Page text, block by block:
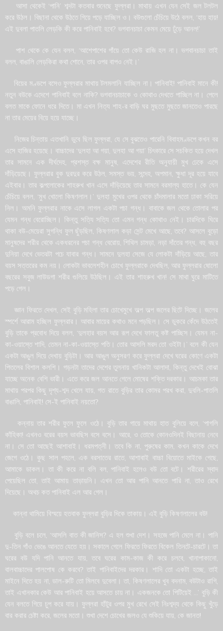
আসা থেকেই ‘পানি’ শব্দটা কতবার শুনেছে ফুল্লরা। মাথায় এখন যেন সেই জল টলটল
করে উঠল। বিছানা থেকে উঠতে গিয়ে পড়ে যাচ্ছিল ও। বউগুলো চেঁচিয়ে উঠে বলল, ‘হায় হায়!
এই দুবলা পাতলি লেড়কি কী করে পানিবাই হবে? ভগবানচাচা কেমন মেয়ে ঢুঁড়ে আনল!’
পাশ থেকে কে যেন বলল, ‘আশেপাশের গাঁয়ে তো কেউ রাজি হল না। ভগবানচাচা তাই
বলল, বাঙালি লেড়কিরা কথা শোনে, তার ওপর বাপও নেই।’
বিয়ের মণ্ডপে বসেও ফুল্লরার মাথায় টলমলানি যাচ্ছিল না। পানিবাই! পানিবাই মানে কী!
নতুন বউকে এদেশে পানিবাই বলে নাকি? ভগবানচাচাকে ও কোথাও দেখতে পাচ্ছিল না। পেলে
বলত মাকে ফোনে ধরে দিতে। মা এখন নিত্য শাহ-র বাড়ি ঘর মুছতে মুছতে জানতেও পারছে
না তার মেয়ের বিয়ে হয়ে যাচ্ছে।
নিজের চিন্তায় এতখানি ডুবে ছিল ফুল্লরা, যে সে বুঝতেও পারেনি বিবাহমণ্ডপে কখন বর
এসে হাজির হয়েছে। বাচ্চাদের ‘দুলহা আ গয়া, দুলহা আ গয়া’ চিৎকারে সে সচকিত হয়ে দেখল
তার সামনে এক দীর্ঘদেহ, প্রশস্ত বক্ষ মানুষ, এদেশের রীতি অনুযায়ী মুখ ঢেকে এসে
দাঁড়িয়েছে। ফুল্লরার বুক দুরদুর করে উঠল, সমস্ত ভয়, সন্দেহ, অপমান, ক্ষুধা দূর হয়ে যাবে
এইবার। তার কল্পলোকের শাহরুখ খান এসে দাঁড়িয়েছে তার সামনে বরমাল্য হাতে। কে যেন
চেঁচিয়ে বলল, ‘মুখ খোলো কিষণলাল।’ দুলহা মুখের ওপর থেকে চাঁদমালার মতো ঢাকা সরিয়ে
নিল। অমনি ফুল্লরার নাকে এসে লাগল একটা পচা গন্ধ। বাবাকে জল থেকে তোলার পর
যেমন গন্ধ বেরোচ্ছিল। কিন্তু সত্যি সত্যি তো এমন গন্ধ কোথাও নেই। চারদিকে ঘিরে
থাকা বউ-মেয়েরা সুগন্ধি ফুল ছুঁড়ছিল, কিষণলাল কড়া সেন্ট মেখে আছে, তবে? আসলে বুড়ো
মানুষদের শরীর থেকে একধরনের পচা গন্ধ বেরোয়, শিথিল চামড়া, নড়া দাঁতের গন্ধ, বহু বছর
দুনিয়া দেখে ভেতরটা পচে যাবার গন্ধ। সামনে দুলহা সেজে যে লোকটা দাঁড়িয়ে আছে, তার
বয়স সত্তরের কম নয়। লোকটা ভাবলেশহীন চোখে ফুল্লরাকে দেখছিল, আর ফুল্লরার ষোলো
বছরের সবুজ লাউডগা শরীর গুলিয়ে উঠছিল। এই তার শাহরুখ খান! সে মাথা ঘুরে মাটিতে
পড়ে গেল।
জ্ঞান ফিরতে দেখল, সেই বুড়ি মহিলা তার চোখেমুখে অল্প অল্প জলের ছিটে দিচ্ছে। জলের
স্পর্শে আরাম হচ্ছিল ফুল্লরার। আবার মায়ের কথাও মনে পড়ছিল। সে ডুকরে কেঁদে উঠতেই
বুড়ি তাকে প্রবোধ দিয়ে বলল, ‘দুলহার বয়স আর রূপ দেখে ফালতু কষ্ট পাচ্ছিস। যেমন না-
কা-ওয়াস্তে শাদি, তেমন না-কা-ওয়াস্তে পতি। তোর আসলি মরদ তো ওইটা।’ বলে কী যেন
একটা আঙুল দিয়ে দেখায় বুড়িটা। আর আঙুল অনুসরণ করে ফুল্লরা দেখে ঘরের কোণে একটা
পিতলের বিশাল কলশি। গড়নটা তাদের দেশের তুলনায় খানিকটা আলাদা, কিন্তু দেখেই বোঝা
যাচ্ছে অনেক বেশি ভারী। এতে করে জল আনতে গেলে মোষের শক্তি দরকার। আচমকা তার
মাথায় পরপর কিছু দৃশ্য-শব্দ খেলে যায়, গত রাতে বুড়ির তার কোমর পরখ করা, দুবলি-পাতলি
বাঙালি, পানিবাই! সে-ই পানিবাই নয়তো?
কন্নায় তার শরীর ফুলে ফুলে ওঠে। বুড়ি তার গায়ে মাথায় হাত বুলিয়ে বলে, ‘পাগলি
কাঁহিকা! এখনও বরের বয়স ভাবছিস বসে বসে। আরে, ও তোকে কোনওদিনই বিছানায় নেবে
না। সে তো আছেই আশাবাই। ধরমপত্নী। তবে কি না, পুরুষের কাম, কখন কাকে দেখে
জেগে ওঠে। কুছ সাল পহলে, এক বরসাতের রাতে, আশাবাই বাচ্চা বিয়োতে মাইকে গেছে,
আমাকে ডাকল। তা কী করে না বলি বল, পানিবাই হলেও বউ তো বটে। শরীরের স্বাদ
পেয়েছিল তো, তাই আমায় তাড়ায়নি। এখন তো আর পানি আনতে পারি না, তাও রেখে
দিয়েছে। অথচ কত পানিবাই এল আর গেল।
কান্না থামিয়ে বিস্ময়ে হতবাক ফুল্লরা বুড়ির দিকে তাকায়। এই বুড়ি কিষণলালের বউ!
বুড়ি বলে চলে, ‘আসলি বাত কী জানিস? এ হল শুখা দেশ। সহজে পানি মেলে না। পানি
দু-তিন গাঁও ভেঙে আনতে যেতে হয়। সকালে গেলে ফিরতে ফিরতে বিকেল তিনটে-চারটে। তা
ঘরের বউ যদি পানি আনতে যায়, তবে ঘরের কাম-কাজ কী করে চলবে, খানাপাকানো,
বালবাচ্চাদের পালপোষ কে করবে? তাই পানিবাইদের দরকার। শাদি তো একটা হচ্ছে, তাই
মাইনে দিতে হয় না, ডাল-রুটি তো মিলবে দুবেলা। তা, কিষণলালের খুব বদনাম, বউটাও রাগি,
তাই এখানকার কেউ আর পানিবাই হয়ে আসতে চায় না। একজনকে তো পিটিয়েই …’ বুড়ি কী
যেন বলতে গিয়ে চুপ করে যায়। ফুল্লরা হাঁটুর ওপর মুখ রেখে সেই নিঃশব্দ্য থেকে কিছু খুঁড়ে
বার করার চেষ্টা করে, জলের মতো। শুখা দেশে চোখের জলও যে শুকিয়ে যায়, কে জানত!
Phone
WhatsApp
Track Your Order